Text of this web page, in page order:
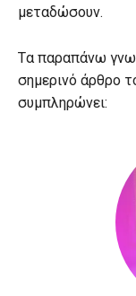
μεταδώσουν.
Tα παραπάνω
σημερινό άρθρο
συμπληρώνει: